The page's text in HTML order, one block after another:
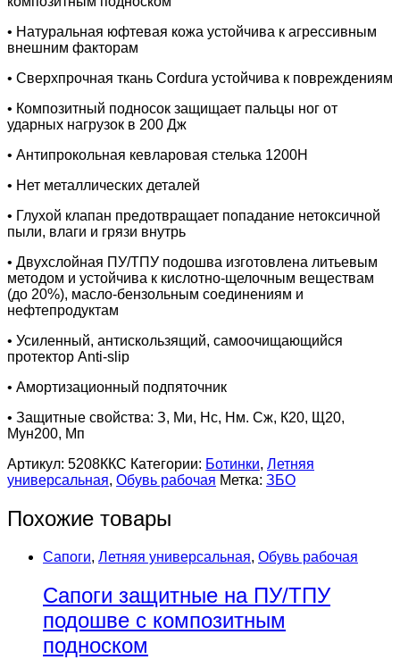
• Натуральная юфтевая кожа устойчива к агрессивным
внешним факторам
• Сверхпрочная ткань Cordura устойчива к повреждениям
• Композитный подносок защищает пальцы ног от
ударных нагрузок в 200 Дж
• Антипрокольная кевларовая стелька 1200Н
• Нет металлических деталей
• Глухой клапан предотвращает попадание нетоксичной
пыли, влаги и грязи внутрь
• Двухслойная ПУ/ТПУ подошва изготовлена литьевым
методом и устойчива к кислотно-щелочным веществам
(до 20%), масло-бензольным соединениям и
нефтепродуктам
• Усиленный, антискользящий, самоочищающийся
протектор Anti-slip
• Амортизационный подпяточник
• Защитные свойства: З, Ми, Нс, Нм. Сж, К20, Щ20,
Мун200, Мп
Артикул: 5208ККС Категории: Ботинки, Летняя
универсальная, Обувь рабочая Метка: ЗБО
Похожие товары
Сапоги, Летняя универсальная, Обувь рабочая
Сапоги защитные на ПУ/ТПУ
подошве с композитным
подноском